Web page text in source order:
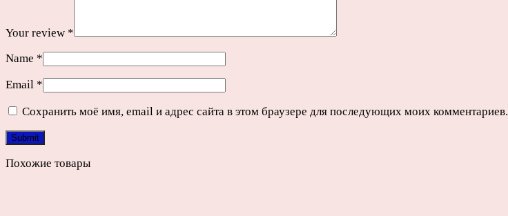
Your review *
Name *
Email *
Сохранить моё имя, email и адрес сайта в этом браузере для последующих моих комментариев.
Похожие товары